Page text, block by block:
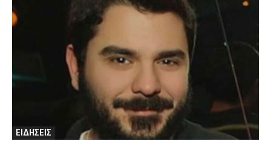
ΕΙΔΗΣΕΙΣ